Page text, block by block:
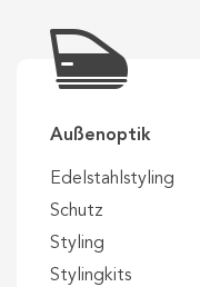
Außenoptik
Edelstahlstyling
Schutz
Styling
Stylingkits